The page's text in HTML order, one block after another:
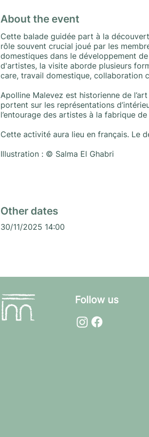
About the event
Cette balade guidée part à la
rôle souvent crucial joué par les
domestiques dans le développement
d'artistes, la visite aborde plusieurs
care, travail domestique, collaboration
Apolline Malevez est historienne de
portent sur les représentations
l’entourage des artistes à la fabrique de
Cette activité aura lieu en français. Le
Illustration : © Salma El Ghabri
Other dates
30/11/2025 14:00
Follow us